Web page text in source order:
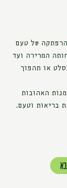
של טעם
המרירה ועד
או תהפוך
האהובות
בריאות וטעם.